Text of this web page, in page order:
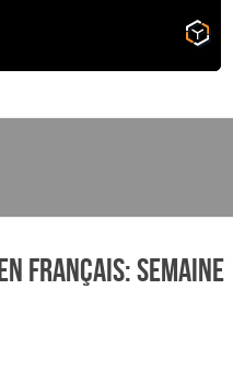
Français: Semaine